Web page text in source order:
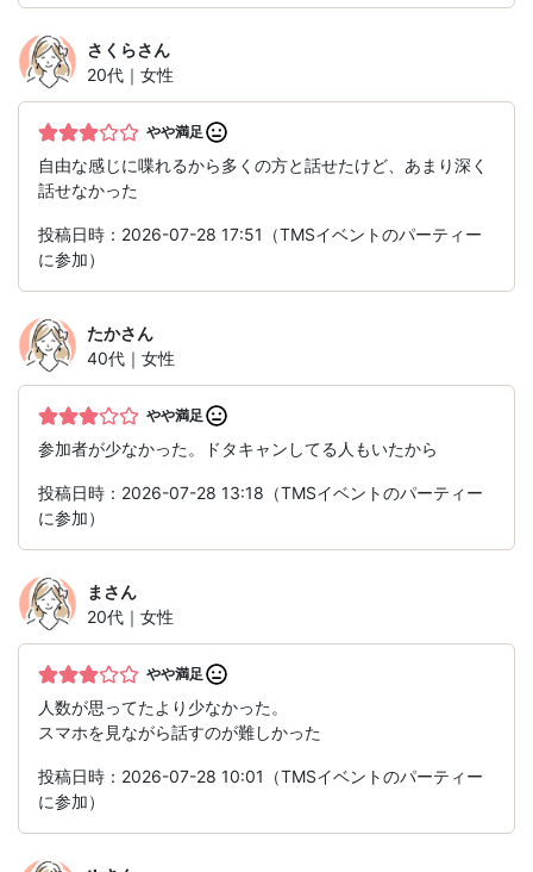
さくらさん
20代｜女性
やや満足
自由な感じに喋れるから多くの方と話せたけど、あまり深く
話せなかった
投稿日時：2026-07-28 17:51（TMSイベントのパーティー
に参加）
たかさん
40代｜女性
やや満足
参加者が少なかった。ドタキャンしてる人もいたから
投稿日時：2026-07-28 13:18（TMSイベントのパーティー
に参加）
ま さん
20代｜女性
やや満足
人数が思ってたより少なかった。
スマホを見ながら話すのが難しかった
投稿日時：2026-07-28 10:01（TMSイベントのパーティー
に参加）